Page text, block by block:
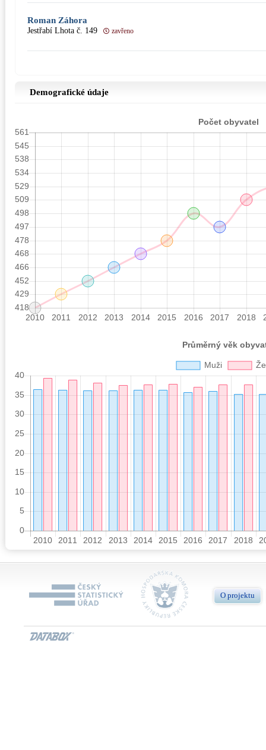
Roman Záhora
Jestřabí Lhota č. 149 zavřeno
Demografické údaje
O projektu